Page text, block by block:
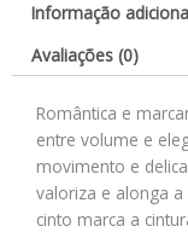
Informação
Avaliações (0)
Romântica e
entre volume e
movimento e
valoriza e alonga
cinto marca a